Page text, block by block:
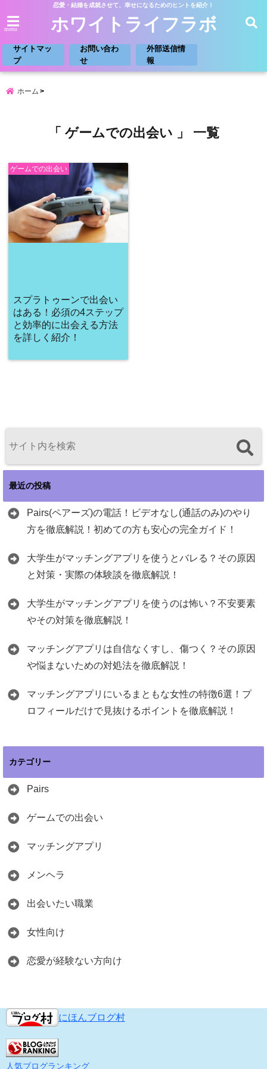
恋愛・結婚を成就させて、幸せになるためのヒントを紹介！
menu ホワイトライフラボ
サイトマッ
プ
お問い合わ
せ
外部送信情
報
ホーム
「 ゲームでの出会い 」 一覧
ゲームでの出会い
スプラトゥーンで出会い
はある！必須の4ステップ
と効率的に出会える方法
を詳しく紹介！
最近の投稿
Pairs(ペアーズ)の電話！ビデオなし(通話のみ)のやり
方を徹底解説！初めての方も安心の完全ガイド！
大学生がマッチングアプリを使うとバレる？その原因
と対策・実際の体験談を徹底解説！
大学生がマッチングアプリを使うのは怖い？不安要素
やその対策を徹底解説！
マッチングアプリは自信なくすし、傷つく？その原因
や悩まないための対処法を徹底解説！
マッチングアプリにいるまともな女性の特徴6選！プ
ロフィールだけで見抜けるポイントを徹底解説！
カテゴリー
Pairs
ゲームでの出会い
マッチングアプリ
メンヘラ
出会いたい職業
女性向け
恋愛が経験ない方向け
にほんブログ村
人気ブログランキング